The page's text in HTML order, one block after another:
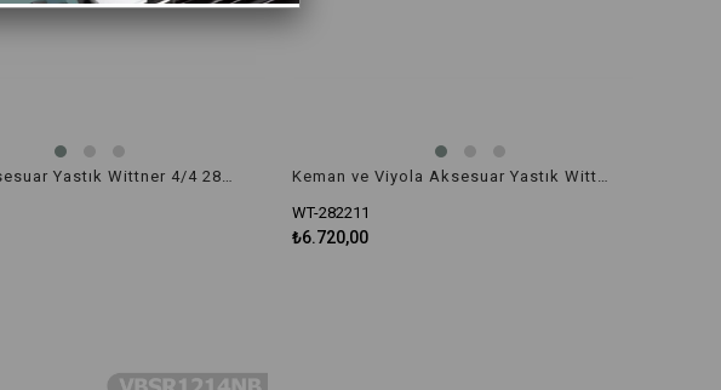
WT-282211
₺6.720,00